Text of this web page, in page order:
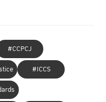
#CCPCJ
#ICCS